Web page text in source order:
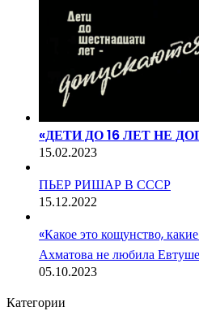
«ДЕТИ ДО 16 ЛЕТ НЕ
15.02.2023
ПЬЕР РИШАР В СССР
15.12.2022
«Какое это кощунство,
Ахматова не любила
05.10.2023
Категории